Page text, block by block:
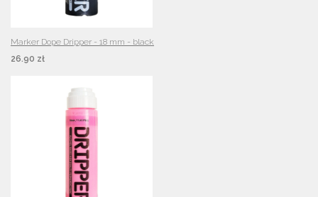
Marker Dope Dripper - 18 mm - black
26.90 zł